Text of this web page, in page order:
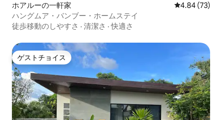
ホアルーの一軒家 レビュー73
4.84 (73)
ハングムア・バンブー・ホームステイ
徒歩移動のしやすさ · 清潔さ ·快適さ
ゲストチョイス
ゲストチョイス